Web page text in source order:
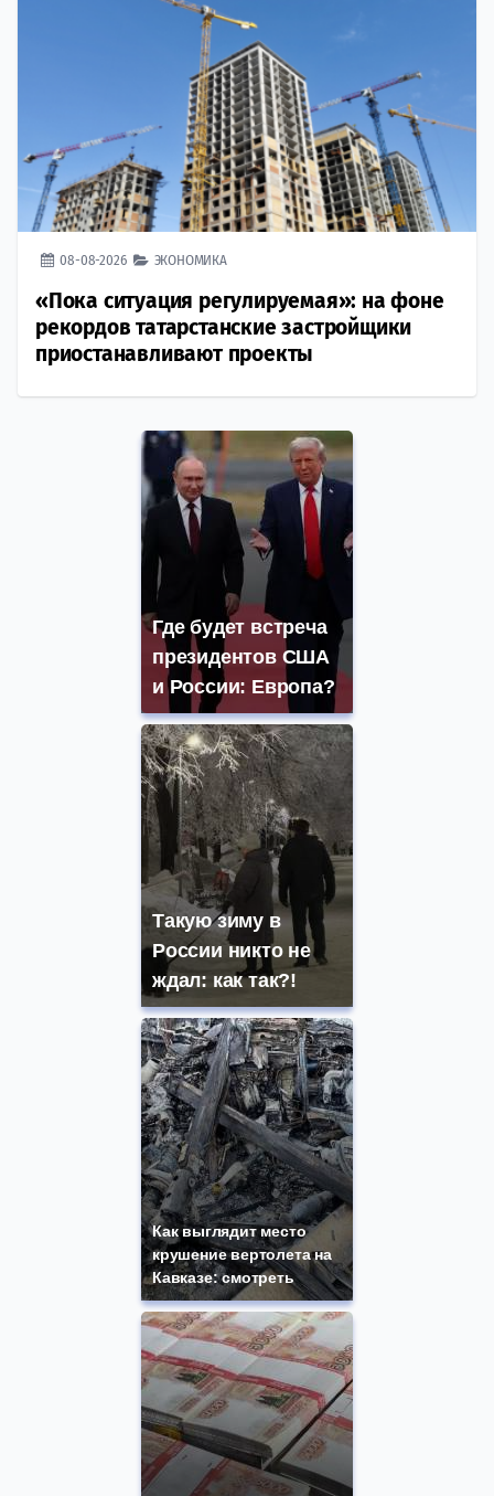
08-08-2026 ЭКОНОМИКА
«Пока ситуация регулируемая»: на фоне
рекордов татарстанские застройщики
приостанавливают проекты
Где будет встреча
президентов США
и России: Европа?
Такую зиму в
России никто не
ждал: как так?!
Как выглядит место
крушение вертолета на
Кавказе: смотреть